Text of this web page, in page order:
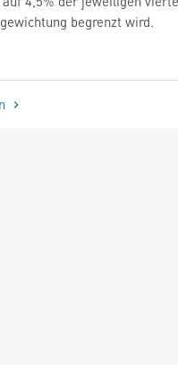
begrenzt wird.